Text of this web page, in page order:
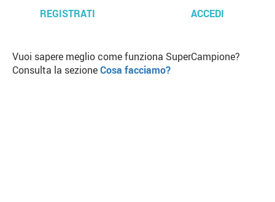
REGISTRATI
ACCEDI
Vuoi sapere meglio come funziona SuperCampione?
Consulta la sezioneCosa facciamo?